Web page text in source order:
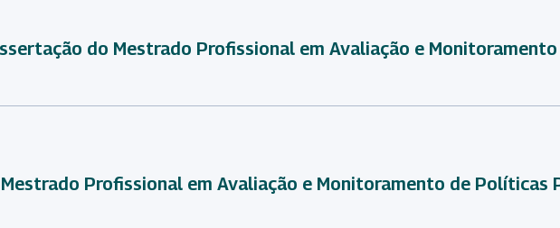
do Mestrado Profissional em Avaliação e
Profissional em Avaliação e Monitoramento de Políticas